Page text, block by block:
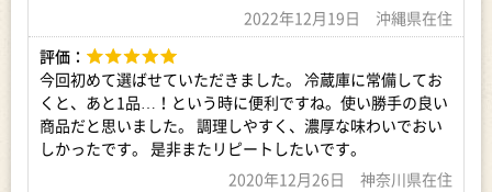
2022年12月19日 沖縄県在住
評価：
今回初めて選ばせていただきました。 冷蔵庫に常備してお
くと、あと1品…！という時に便利ですね。使い勝手の良い
商品だと思いました。 調理しやすく、濃厚な味わいでおい
しかったです。 是非またリピートしたいです。
2020年12月26日 神奈川県在住